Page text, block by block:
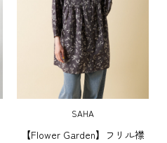
SAHA
【Flower Garden】フリル襟